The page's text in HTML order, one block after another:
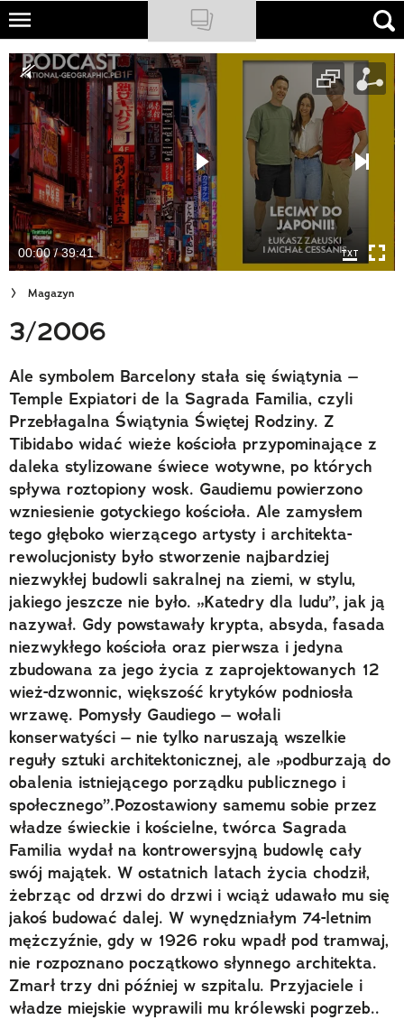
Skip
main
content
NATIONAL GEOGRAPHIC
TRAVELER
PODCASTY
Sklep
Newsletter
Cuda Polski
Wielki Konkurs Fotograficzny
Trendbook Podróżniczy
Polecane
00:00 / 39:41
Magazyn
3/2006
Ale symbolem Barcelony stała się świątynia –
Temple Expiatori de la Sagrada Familia, czyli
Przebłagalna Świątynia Świętej Rodziny. Z
Tibidabo widać wieże kościoła przypominające z
daleka stylizowane świece wotywne, po których
spływa roztopiony wosk. Gaudiemu powierzono
wzniesienie gotyckiego kościoła. Ale zamysłem
tego głęboko wierzącego artysty i architekta-
rewolucjonisty było stworzenie najbardziej
niezwykłej budowli sakralnej na ziemi, w stylu,
jakiego jeszcze nie było. „Katedry dla ludu”, jak ją
nazywał. Gdy powstawały krypta, absyda, fasada
niezwykłego kościoła oraz pierwsza i jedyna
zbudowana za jego życia z zaprojektowanych 12
wież-dzwonnic, większość krytyków podniosła
wrzawę. Pomysły Gaudiego – wołali
konserwatyści – nie tylko naruszają wszelkie
reguły sztuki architektonicznej, ale „podburzają do
obalenia istniejącego porządku publicznego i
społecznego”.Pozostawiony samemu sobie przez
władze świeckie i kościelne, twórca Sagrada
Familia wydał na kontrowersyjną budowlę cały
swój majątek. W ostatnich latach życia chodził,
żebrząc od drzwi do drzwi i wciąż udawało mu się
jakoś budować dalej. W wynędzniałym 74-letnim
mężczyźnie, gdy w 1926 roku wpadł pod tramwaj,
nie rozpoznano początkowo słynnego architekta.
Zmarł trzy dni później w szpitalu. Przyjaciele i
władze miejskie wyprawili mu królewski pogrzeb..